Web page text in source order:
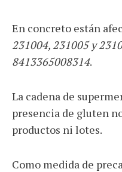
En concreto están
231004, 231005 y
8413365008314.
La cadena de
presencia de gluten
productos ni lotes.
Como medida de